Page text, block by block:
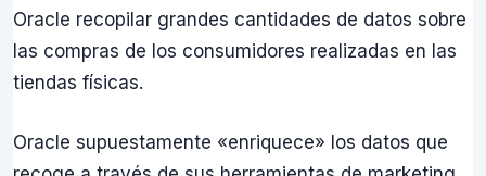
Oracle recopilar grandes cantidades de datos sobre
las compras de los consumidores realizadas en las
tiendas físicas.
Oracle supuestamente «enriquece» los datos que